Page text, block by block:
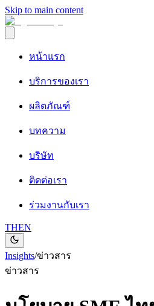
Skip to main content
หน้าแรก
บริการของเรา
ผลิตภัณฑ์
บทความ
บริษัท
ติดต่อเรา
ร่วมงานกับเรา
THEN
Insights/ข่าวสาร
ข่าวสาร